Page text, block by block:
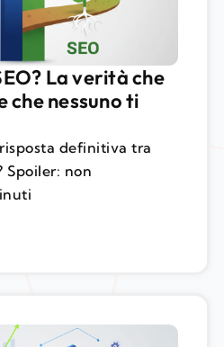
La verità che
nessuno ti
definitiva tra
Spoiler: non